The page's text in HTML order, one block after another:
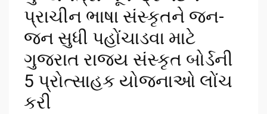
પ્રાચીન ભાષા સંસ્કૃતને જન-
જન સુધી પહોંચાડવા માટે
ગુજરાત રાજ્ય સંસ્કૃત બોર્ડની
5 પ્રોત્સાહક યોજનાઓ લોંચ
કરી